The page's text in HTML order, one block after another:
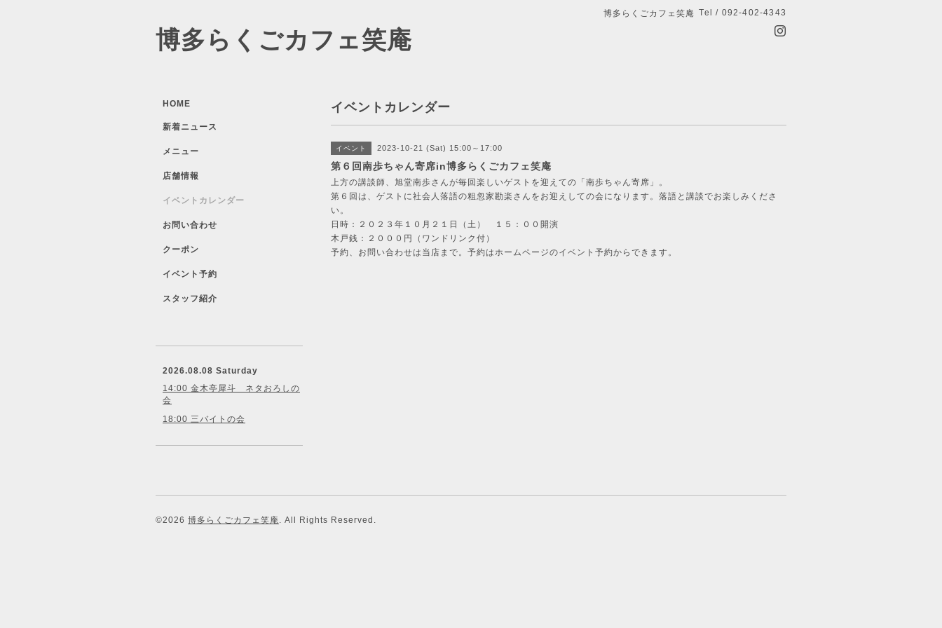
博多らくごカフェ笑庵 Tel / 092-402-4343
博多らくごカフェ笑庵
イベントカレンダー
イベント 2023-10-21 (Sat) 15:00～17:00
第６回南歩ちゃん寄席in博多らくごカフェ笑庵
上方の講談師、旭堂南歩さんが毎回楽しいゲストを迎えての「南歩ちゃん寄席」。
第６回は、ゲストに社会人落語の粗忽家勘楽さんをお迎えしての会になります。落語と講談でお楽しみくださ
い。
日時：２０２３年１０月２１日（土） １５：００開演
木戸銭：２０００円（ワンドリンク付）
予約、お問い合わせは当店まで。予約はホームページのイベント予約からできます。
HOME
新着ニュース
メニュー
店舗情報
イベントカレンダー
お問い合わせ
クーポン
イベント予約
スタッフ紹介
2026.08.08 Saturday
14:00 金木亭犀斗 ネタおろしの
会
18:00 三バイトの会
©2026 博多らくごカフェ笑庵. All Rights Reserved.